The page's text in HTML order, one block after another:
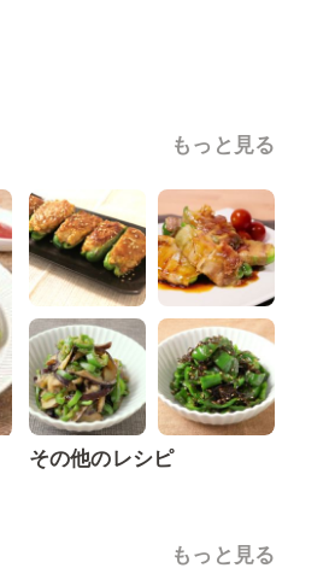
もっと見る
その他のレシピ
もっと見る